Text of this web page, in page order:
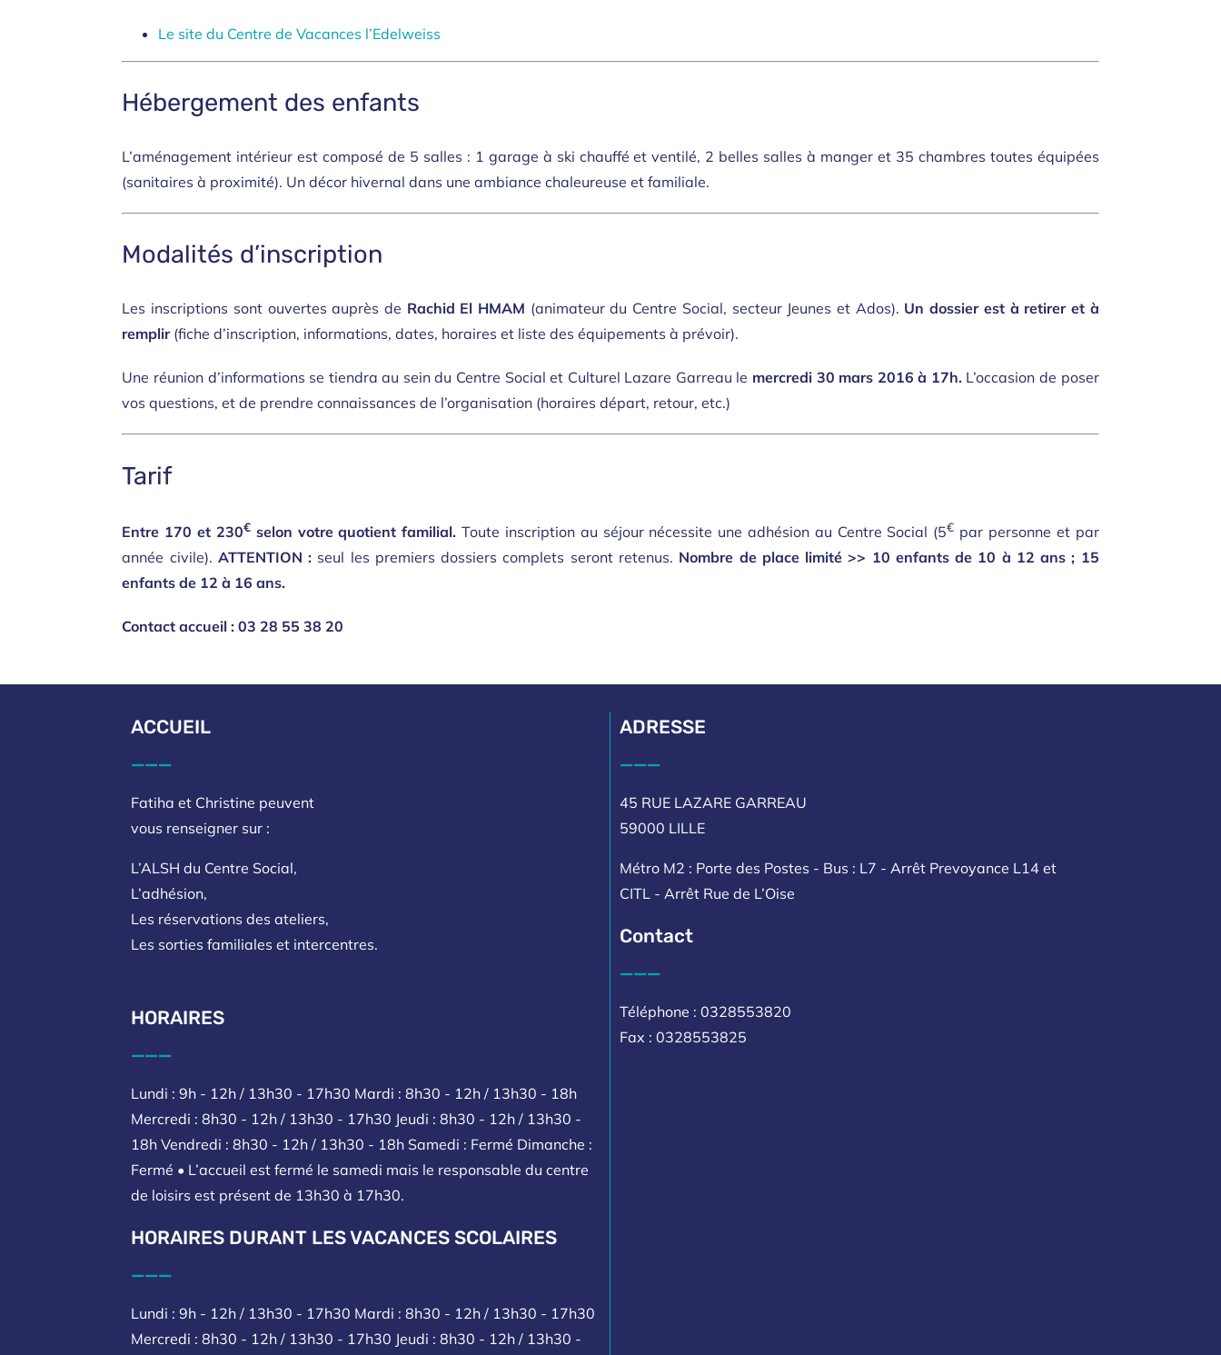
Le site du Centre de Vacances l’Edelweiss
Hébergement des enfants
L’aménagement intérieur est composé de 5 salles : 1 garage à ski chauffé et ventilé, 2 belles salles à manger et 35 chambres toutes équipées
(sanitaires à proximité). Un décor hivernal dans une ambiance chaleureuse et familiale.
Modalités d’inscription
Les inscriptions sont ouvertes auprès de Rachid El HMAM (animateur du Centre Social, secteur Jeunes et Ados). Un dossier est à retirer et à
remplir(fiche d’inscription, informations, dates, horaires et liste des équipements à prévoir).
Une réunion d’informations se tiendra au sein du Centre Social et Culturel Lazare Garreau le mercredi 30 mars 2016 à 17h.L’occasion de poser
vos questions, et de prendre connaissances de l’organisation (horaires départ, retour, etc.)
Tarif
Entre 170 et 230€selon votre quotient familial. Toute inscription au séjour nécessite une adhésion au Centre Social (5€ par personne et par
année civile). ATTENTION : seul les premiers dossiers complets seront retenus. Nombre de place limité >> 10 enfants de 10 à 12 ans ; 15
enfants de 12 à 16 ans.
Contact accueil : 03 28 55 38 20
ACCUEIL
___
Fatiha et Christine peuvent
vous renseigner sur :
L’ALSH du Centre Social,
L’adhésion,
Les réservations des ateliers,
Les sorties familiales et intercentres.
HORAIRES
___
Lundi : 9h - 12h / 13h30 - 17h30 Mardi : 8h30 - 12h / 13h30 - 18h
Mercredi : 8h30 - 12h / 13h30 - 17h30 Jeudi : 8h30 - 12h / 13h30 -
18h Vendredi : 8h30 - 12h / 13h30 - 18h Samedi : Fermé Dimanche :
Fermé • L’accueil est fermé le samedi mais le responsable du centre
de loisirs est présent de 13h30 à 17h30.
HORAIRES DURANT LES VACANCES SCOLAIRES
___
Lundi : 9h - 12h / 13h30 - 17h30 Mardi : 8h30 - 12h / 13h30 - 17h30
Mercredi : 8h30 - 12h / 13h30 - 17h30 Jeudi : 8h30 - 12h / 13h30 -
ADRESSE
___
45 RUE LAZARE GARREAU
59000 LILLE
Métro M2 : Porte des Postes - Bus : L7 - Arrêt Prevoyance L14 et
CITL - Arrêt Rue de L’Oise
Contact
___
Téléphone : 0328553820
Fax : 0328553825